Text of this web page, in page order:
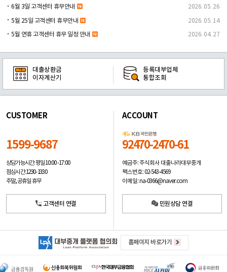
6월 3일 고객센터 휴무안내 2026. 05. 26
5월 25일 고객센터 휴무안내 2026. 05. 14
5월 연휴 고객센터 휴무 일정 안내 2026. 04. 27
대출상환금
이자계산기
등록대부업체
통합조회
CUSTOMER
1599-9687
상담가능시간: 평일10:00 -17:00
점심시간: 12:30 - 13:30
주말, 공휴일 휴무
고객센터 연결
ACCOUNT
92470-2470-61
예금주: 주식회사 대출나라대부중개
팩스번호: 02-543-4569
이메일: na-0366@naver.com
민원상담 연결
홈페이지 바로가기